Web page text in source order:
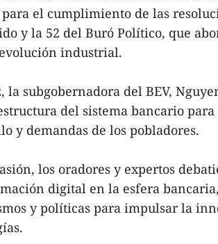
para el cumplimiento de las
y la 52 del Buró Político, que
industrial.
la subgobernadora del BEV,
del sistema bancario
y demandas de los pobladores.
los oradores y expertos
digital en la esfera
y políticas para impulsar la